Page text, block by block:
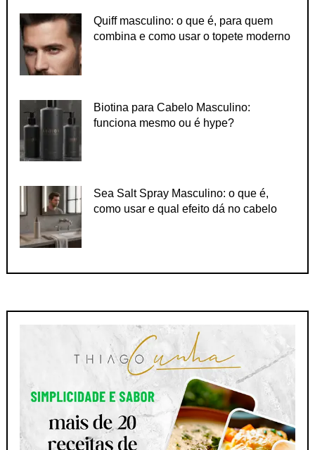
Quiff masculino: o que é, para quem
combina e como usar o topete moderno
Biotina para Cabelo Masculino:
funciona mesmo ou é hype?
Sea Salt Spray Masculino: o que é,
como usar e qual efeito dá no cabelo